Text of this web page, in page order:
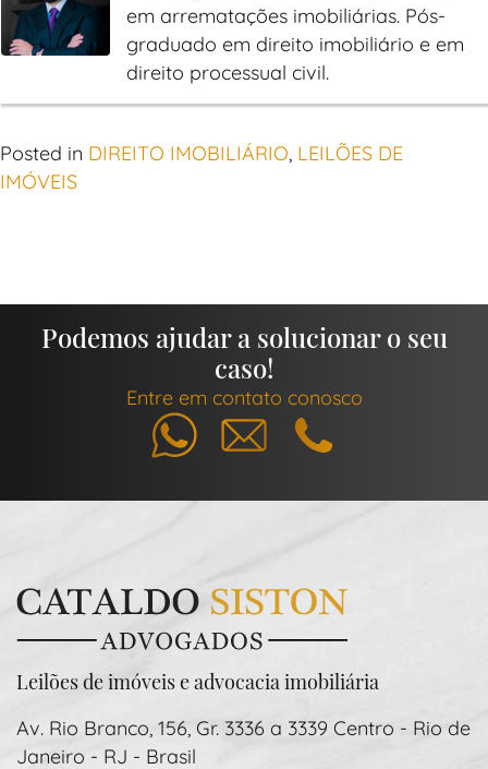
em arrematações imobiliárias. Pós-
graduado em direito imobiliário e em
direito processual civil.
Posted in DIREITO IMOBILIÁRIO LEILÕES DE
IMÓVEIS
Podemos ajudar a solucionar o seu
caso!
Entre em contato conosco
WhatsappE-mail
Leilões de imóveis e advocacia imobiliária
Av. Rio Branco, 156, Gr. 3336 a 3339 Centro - Rio de
Janeiro - RJ - Brasil